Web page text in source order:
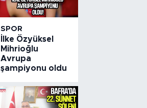
SPOR
İlke Özyüksel
Mihrioğlu
Avrupa
şampiyonu oldu